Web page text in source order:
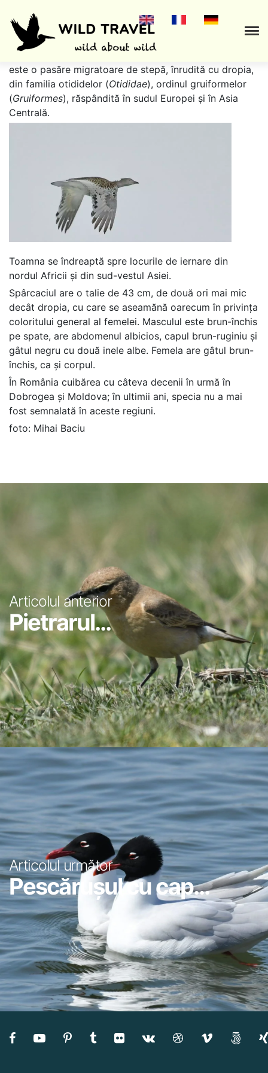
Spârcaciul spurcaciul sau
este o pasăre migratoare de stepă, înrudită cu dropia,
din familia otididelor (Otididae), ordinul gruiformelor
(Gruiformes), răspândită în sudul Europei și în Asia
Centrală.
Toamna se îndreaptă spre locurile de iernare din
nordul Africii și din sud-vestul Asiei.
Spârcaciul are o talie de 43 cm, de două ori mai mic
decât dropia, cu care se aseamănă oarecum în privința
coloritului general al femelei. Masculul este brun-închis
pe spate, are abdomenul albicios, capul brun-ruginiu și
gâtul negru cu două inele albe. Femela are gâtul brun-
închis, ca și corpul.
În România cuibărea cu câteva decenii în urmă în
Dobrogea și Moldova; în ultimii ani, specia nu a mai
fost semnalată în aceste regiuni.
foto: Mihai Baciu
Articolul anterior
Pietrarul...
Articolul următor
Pescărușul cu cap...